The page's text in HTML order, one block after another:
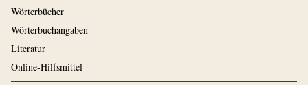
Wörterbücher
Wörterbuchangaben
Literatur
Online-Hilfsmittel